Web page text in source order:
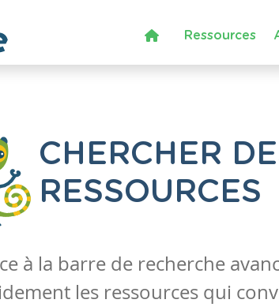
Ressources
CHERCHER
RESSOURCES
à la barre de recherche
les ressources qui